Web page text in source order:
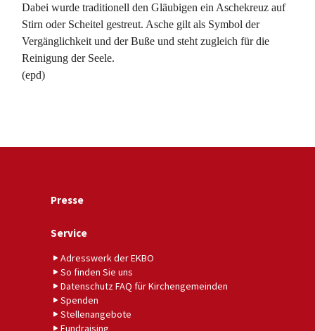
Dabei wurde traditionell den Gläubigen ein Aschekreuz auf
Stirn oder Scheitel gestreut. Asche gilt als Symbol der
Vergänglichkeit und der Buße und steht zugleich für die
Reinigung der Seele.
(epd)
Presse
Service
Adresswerk der EKBO
So finden Sie uns
Datenschutz FAQ für Kirchengemeinden
Spenden
Stellenangebote
Fundraising